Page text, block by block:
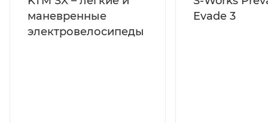
маневренные
электровелосипеды
Evade 3